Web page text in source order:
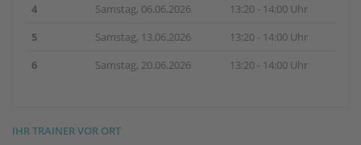
4
Samstag, 06.06.2026
13:20 - 14:00 Uhr
5
Samstag, 13.06.2026
13:20 - 14:00 Uhr
6
Samstag, 20.06.2026 13:20 - 14:00 Uhr
IHR TRAINER VOR ORT